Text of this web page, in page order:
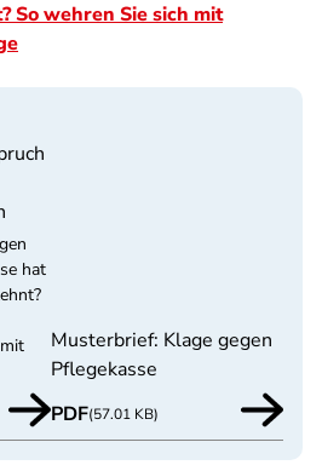
So wehren Sie sich mit
hat
Musterbrief: Klage gegen
Pflegekasse
PDF(57.01 KB)